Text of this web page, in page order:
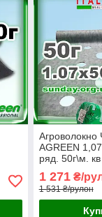
Агроволокно
AGREEN
ряд. 50г\м. кв
1 271₴/
1 531 ₴/рулон